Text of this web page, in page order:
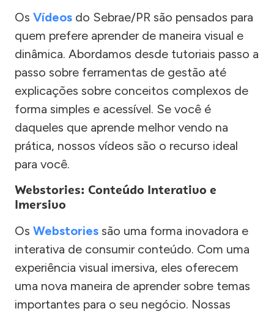
Os Vídeos do Sebrae/PR são pensados para
quem prefere aprender de maneira visual e
dinâmica. Abordamos desde tutoriais passo a
passo sobre ferramentas de gestão até
explicações sobre conceitos complexos de
forma simples e acessível. Se você é
daqueles que aprende melhor vendo na
prática, nossos vídeos são o recurso ideal
para você.
Webstories: Conteúdo Interativo e
Imersivo
Os Webstories são uma forma inovadora e
interativa de consumir conteúdo. Com uma
experiência visual imersiva, eles oferecem
uma nova maneira de aprender sobre temas
importantes para o seu negócio. Nossas